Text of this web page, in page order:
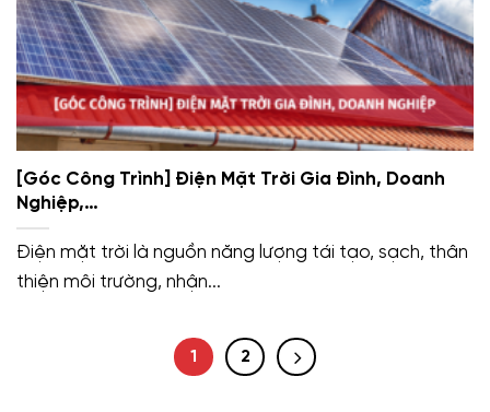
[Góc Công Trình] Điện Mặt Trời Gia Đình, Doanh
Nghiệp,…
Điện mặt trời là nguồn năng lượng tái tạo, sạch, thân
thiện môi trường, nhận...
1 2